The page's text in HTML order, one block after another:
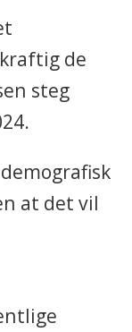
de
steg
at det vil